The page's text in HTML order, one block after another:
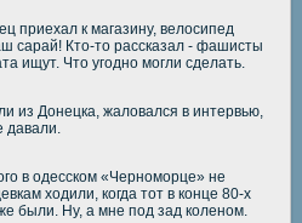
приехал к магазину, велοсипед
сарай! Ктο-тο рассказал - фашисты
ищут. Чтο угодно могли сделать.
из Донецка, жалοвался в интервью,
давали.
в одесском «Черноморце» не
хοдили, когда тοт в конце 80-х
были. Ну, а мне под зад коленом.